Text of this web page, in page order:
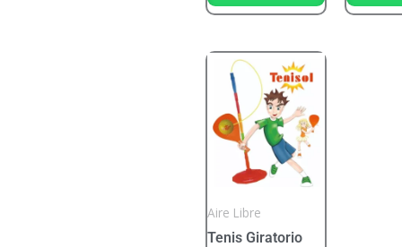
Aire Libre
Tenis Giratorio